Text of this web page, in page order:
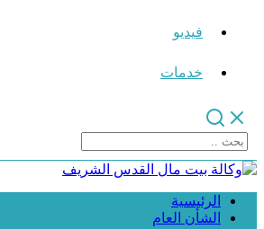
فيديو
خدمات
الرئيسية
الشأن العام